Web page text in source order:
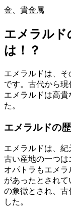
金、貴金属
エメラルド
は！？
エメラルドは、
です。古代から
エメラルドは高
た。
エメラルドの
エメラルドは、紀
古い産地の一つは
オパトラもエメ
があったとされ
の象徴とされ、古
した。